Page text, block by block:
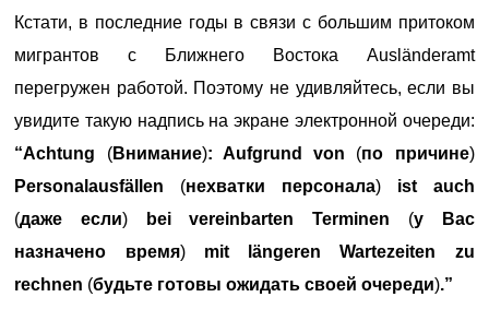
Кстати, в последние годы в связи с большим притоком
мигрантов с Ближнего Востока Ausländeramt
перегружен работой. Поэтому не удивляйтесь, если вы
увидите такую надпись на экране электронной очереди:
“Achtung (Внимание): Aufgrund von (по причине)
Personalausfällen (нехватки персонала) ist auch
(даже если) bei vereinbarten Terminen (у Вас
назначено время) mit längeren Wartezeiten zu
rechnen (будьте готовы ожидать своей очереди).”